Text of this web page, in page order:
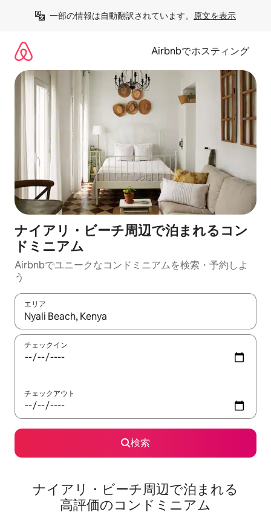
一部の情報は自動翻訳されています。 原文を表示
Airbnbでホスティング
ナイアリ・ビーチ周辺で泊まれるコン
ドミニアム
Airbnbでユニークなコンドミニアムを検索・予約しよ
う
エリア
検索結果が表示されたら、上下の矢印キーを使って移動するか
チェックイン
チェックアウト
検索
ナイアリ・ビーチ周⁠辺⁠で泊⁠ま⁠れ⁠る
高⁠評⁠価⁠のコ⁠ン⁠ド⁠ミ⁠ニ⁠ア⁠ム